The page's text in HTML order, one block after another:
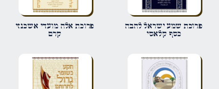
שם*
אימייל*
פרוכת שמע ישראל להבה
כסף קלאסי
פרוכת אלה מועדי אשכנזי
קרם